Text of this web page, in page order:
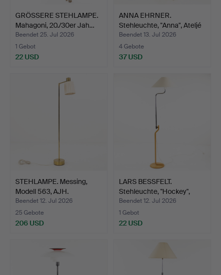
GRÖSSERE STEHLAMPE.
Mahagoni, 20./30er Jah…
Beendet 25. Jul 2026
1 Gebot
22 USD
ANNA EHRNER.
Stehleuchte, "Anna", Ateljé
L…
Beendet 13. Jul 2026
4 Gebote
37 USD
STEHLAMPE. Messing,
Modell 563, AJH.
Beendet 12. Jul 2026
25 Gebote
206 USD
LARS BESSFELT.
Stehleuchte, "Hockey",
Atel…
Beendet 12. Jul 2026
1 Gebot
22 USD